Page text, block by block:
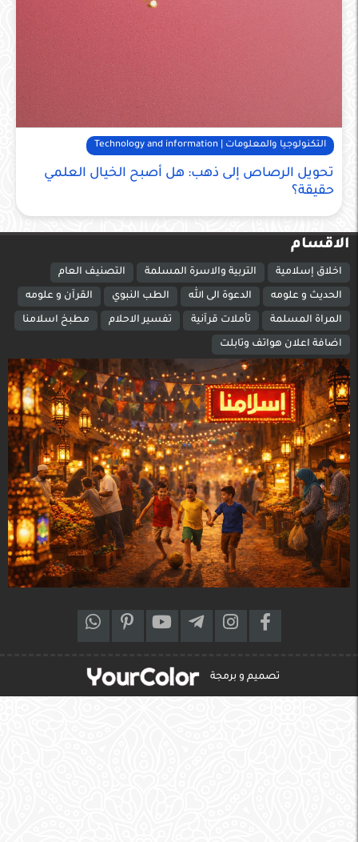
التكنولوجيا والمعلومات | Technology and information
تحويل الرصاص إلى ذهب: هل أصبح الخيال العلمي
حقيقة؟
الاقسام
اخلاق إسلامية التربية والاسرة المسلمة التصنيف العام
الحديث و علومه الدعوة الى الله الطب النبوي القرآن و علومه
المراة المسلمة تأملات قرآنية تفسير الاحلام مطبخ اسلامنا
اضافة اعلان هواتف وتابلت
تصميم و برمجة